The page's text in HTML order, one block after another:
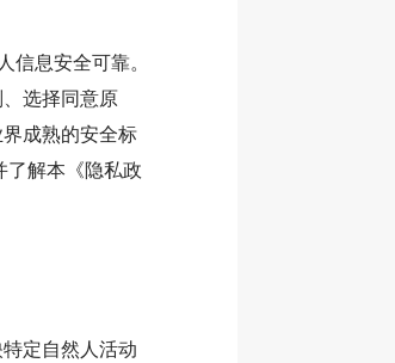
息安全可靠。
选择同意原
成熟的安全标
解本《隐私政
定自然人活动